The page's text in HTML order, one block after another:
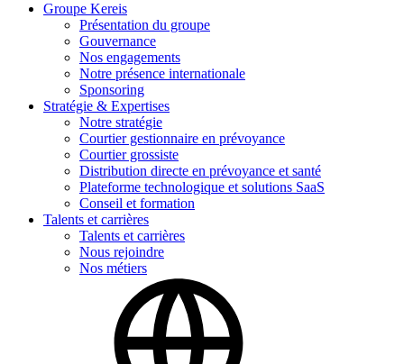
Groupe Kereis
Présentation du groupe
Gouvernance
Nos engagements
Notre présence internationale
Sponsoring
Stratégie & Expertises
Notre stratégie
Courtier gestionnaire en prévoyance
Courtier grossiste
Distribution directe en prévoyance et santé
Plateforme technologique et solutions SaaS
Conseil et formation
Talents et carrières
Talents et carrières
Nous rejoindre
Nos métiers